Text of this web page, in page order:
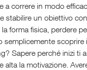
a correre in modo
stabilire un obiettivo
la forma fisica, perdere
semplicemente scoprire
Sapere perché inizi ti
alta la motivazione.